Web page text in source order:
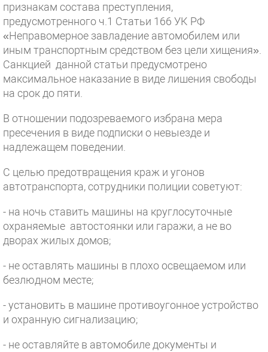
признакам состава преступления,
предусмотренного ч.1 Статьи 166 УК РФ
«Неправомерное завладение автомобилем или
иным транспортным средством без цели хищения».
Санкцией данной статьи предусмотрено
максимальное наказание в виде лишения свободы
на срок до пяти.
В отношении подозреваемого избрана мера
пресечения в виде подписки о невыезде и
надлежащем поведении.
С целью предотвращения краж и угонов
автотранспорта, сотрудники полиции советуют:
- на ночь ставить машины на круглосуточные
охраняемые автостоянки или гаражи, а не во
дворах жилых домов;
- не оставлять машины в плохо освещаемом или
безлюдном месте;
- установить в машине противоугонное устройство
и охранную сигнализацию;
- не оставляйте в автомобиле документы и